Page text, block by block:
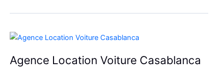
Agence Location Voiture Casablanca